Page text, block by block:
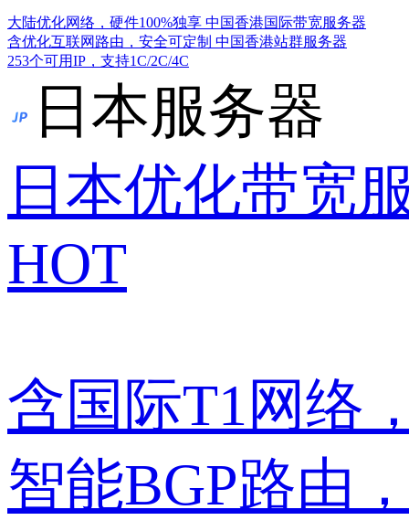
大陆优化网络，硬件100%独享 中国香港国际带宽服务器
含优化互联网路由，安全可定制 中国香港站群服务器
253个可用IP，支持1C/2C/4C
日本服务器
日本优化带宽
HOT
含国际T1网络
智能BGP路由